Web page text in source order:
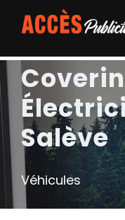
Salève
Véhicules